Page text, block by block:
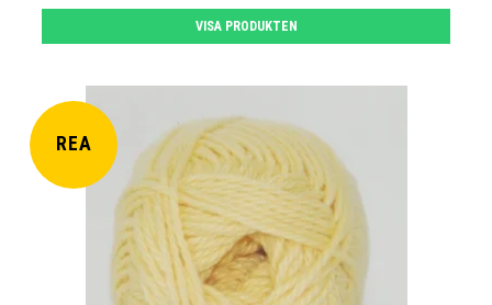
VISA PRODUKTEN
REA